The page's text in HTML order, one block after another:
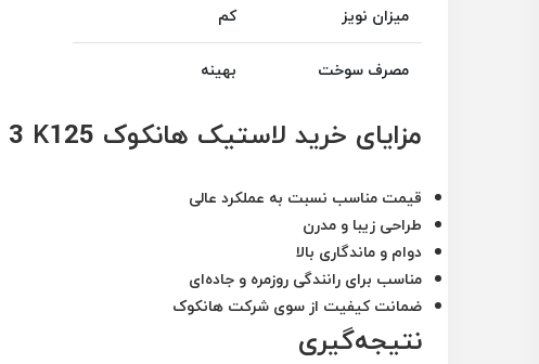
میزان نویز
کم
مصرف سوخت
بهینه
مزایای خرید لاستیک هانکوک 225/55R 18 Ventus Prime 3 K125
قیمت مناسب نسبت به عملکرد عالی
طراحی زیبا و مدرن
دوام و ماندگاری بالا
مناسب برای رانندگی روزمره و جاده‌ای
ضمانت کیفیت از سوی شرکت هانکوک
نتیجه‌گیری